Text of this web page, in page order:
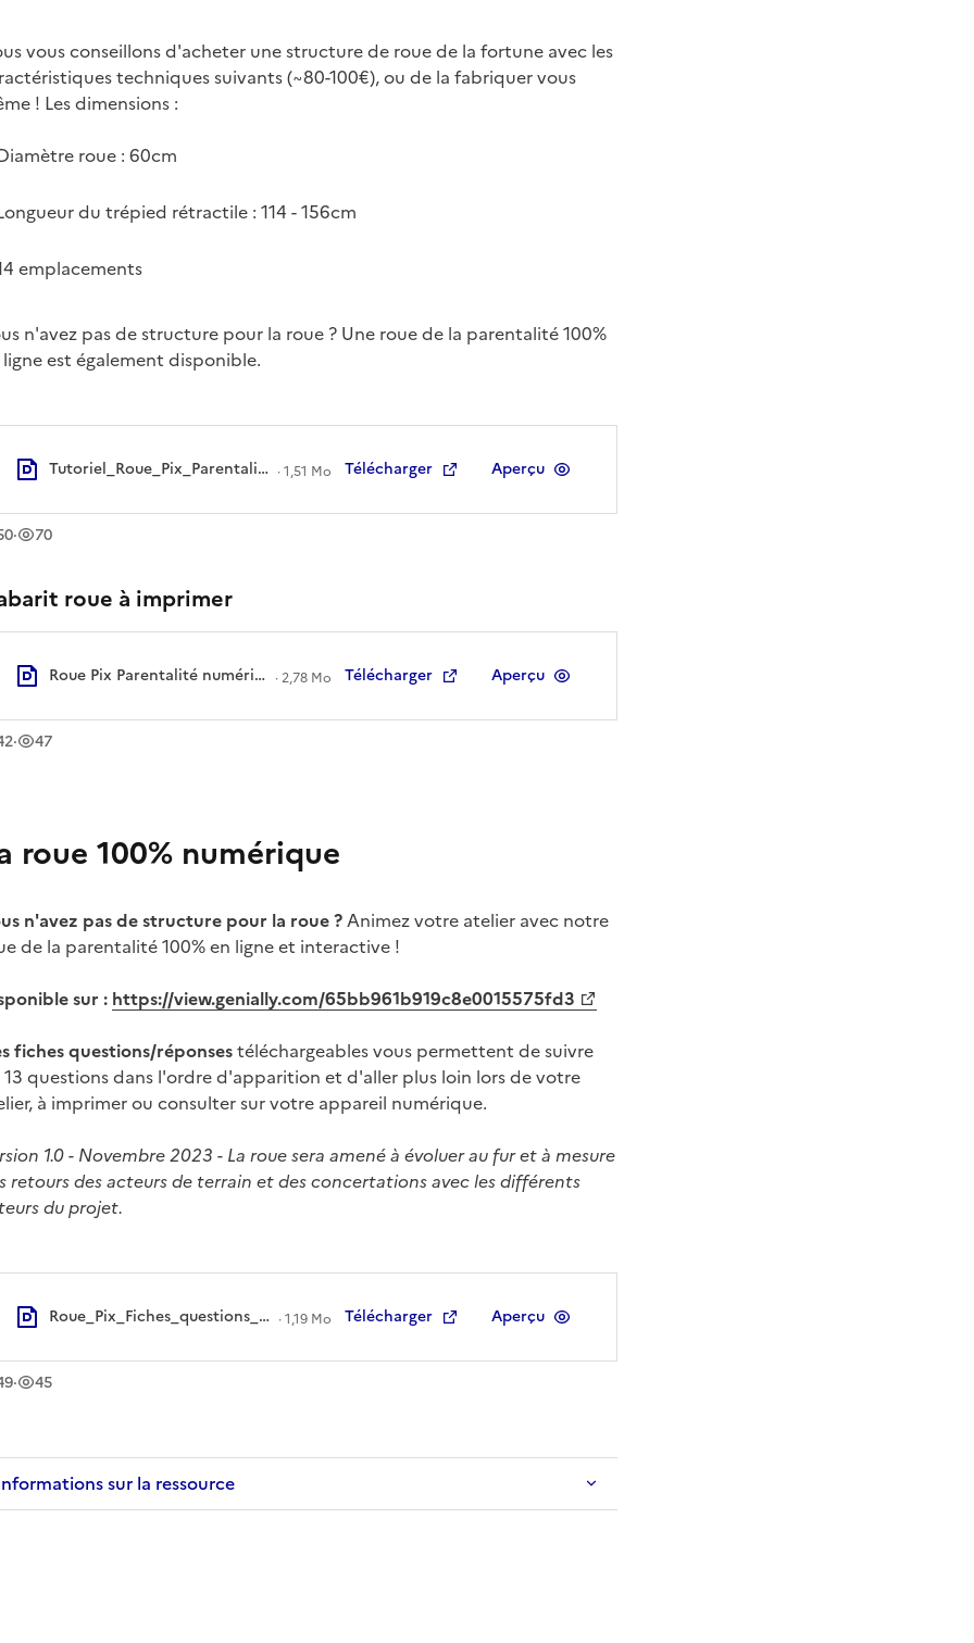
vous conseillons d'acheter une structure de roue de la fortune avec les
techniques suivants (~80-100€), ou de la fabriquer vous
! Les dimensions :
roue : 60cm
du trépied rétractile : 114 - 156cm
emplacements
n'avez pas de structure pour la roue ? Une roue de la parentalité 100%
est également disponible.
Tutoriel_Roue_Pix_Parentalité_Septembre 2024.pdf ·1,51 Mo Télécharger Aperçu
· 70
vues
roue à imprimer
Roue Pix Parentalité numérique_à imprimer.pdf ·2,78 Mo Télécharger Aperçu
· 47
vues
roue 100% numérique
n'avez pas de structure pour la roue ?Animez votre atelier avec notre
de la parentalité 100% en ligne et interactive !
sur : https://view.genially.com/65bb961b919c8e0015575fd3
fiches questions/réponsestéléchargeables vous permettent de suivre
13 questions dans l'ordre d'apparition et d'aller plus loin lors de votre
à imprimer ou consulter sur votre appareil numérique.
1.0 - Novembre 2023 - La roue sera amené à évoluer au fur et à mesure
retours des acteurs de terrain et des concertations avec les différents
du projet.
Roue_Pix_Fiches_questions_réponses_V1_2023.pdf ·1,19 Mo Télécharger Aperçu
· 45
vues
sur la ressource